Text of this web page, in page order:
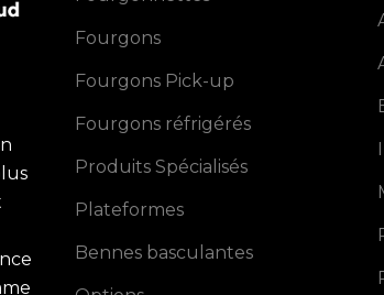
Fourgons
Fourgons Pick-up
Fourgons réfrigérés
Produits Spécialisés
Plateformes
Bennes basculantes